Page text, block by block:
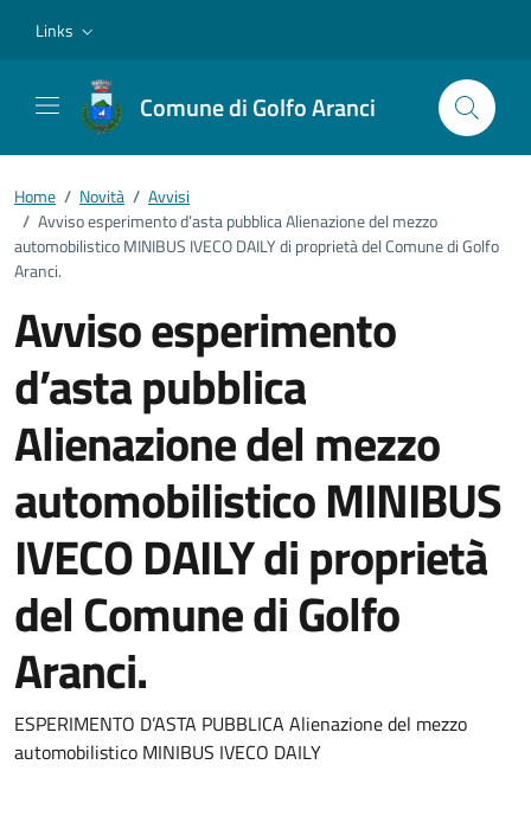
Links
Comune di Golfo Aranci
Home / Novità / Avvisi
/ Avviso esperimento d’asta pubblica Alienazione del mezzo
automobilistico MINIBUS IVECO DAILY di proprietà del Comune di Golfo
Aranci.
Avviso esperimento
d’asta pubblica
Alienazione del mezzo
automobilistico MINIBUS
IVECO DAILY di proprietà
del Comune di Golfo
Aranci.
Dettagli della notizia
ESPERIMENTO D’ASTA PUBBLICA Alienazione del mezzo
automobilistico MINIBUS IVECO DAILY